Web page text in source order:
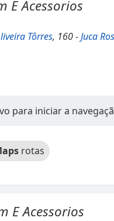
E Acessorios
Tôrres, 160 -Juca
para iniciar a
rotas
E Acessorios